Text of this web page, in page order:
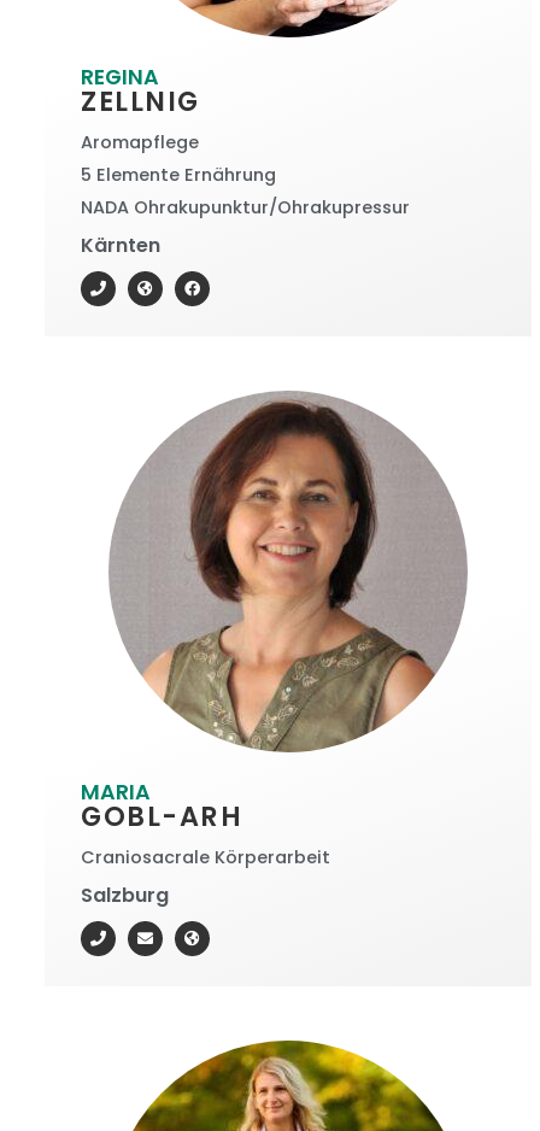
REGINA
ZELLNIG
Aromapflege
5 Elemente Ernährung
NADA Ohrakupunktur/Ohrakupressur
Kärnten
MARIA
GOBL-ARH
Craniosacrale Körperarbeit
Salzburg